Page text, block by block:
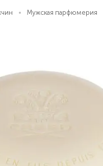
Мужская парфюмерия